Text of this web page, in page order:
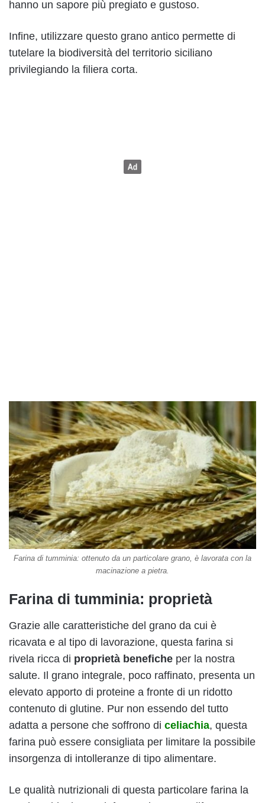
hanno un sapore più pregiato e gustoso.
Infine, utilizzare questo grano antico permette di
tutelare la biodiversità del territorio siciliano
privilegiando la filiera corta.
Farina di tumminia: ottenuto da un particolare grano, è lavorata con la
macinazione a pietra.
Farina di tumminia: proprietà
Grazie alle caratteristiche del grano da cui è
ricavata e al tipo di lavorazione, questa farina si
rivela ricca di proprietà benefiche per la nostra
salute. Il grano integrale, poco raffinato, presenta un
elevato apporto di proteine a fronte di un ridotto
contenuto di glutine. Pur non essendo del tutto
adatta a persone che soffrono di celiachia, questa
farina può essere consigliata per limitare la possibile
insorgenza di intolleranze di tipo alimentare.
Le qualità nutrizionali di questa particolare farina la